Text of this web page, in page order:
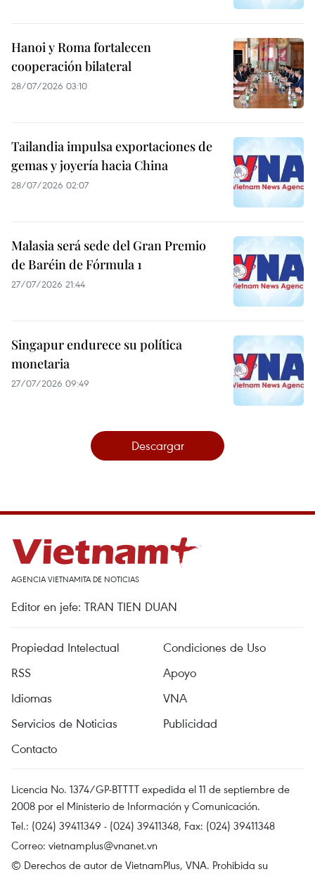
Hanoi y Roma fortalecen
cooperación bilateral
28/07/2026 03:10
Tailandia impulsa exportaciones de
gemas y joyería hacia China
28/07/2026 02:07
Malasia será sede del Gran Premio
de Baréin de Fórmula 1
27/07/2026 21:44
Singapur endurece su política
monetaria
27/07/2026 09:49
Descargar
AGENCIA VIETNAMITA DE NOTICIAS
Editor en jefe: TRAN TIEN DUAN
Propiedad Intelectual
Condiciones de Uso
RSS
Apoyo
Idiomas
VNA
Servicios de Noticias
Publicidad
Contacto
Licencia No. 1374/GP-BTTTT expedida el 11 de septiembre de
2008 por el Ministerio de Información y Comunicación.
Tel.: (024) 39411349 - (024) 39411348, Fax: (024) 39411348
Correo: vietnamplus@vnanet.vn
© Derechos de autor de VietnamPlus, VNA. Prohibida su